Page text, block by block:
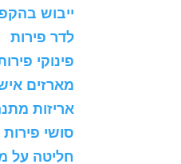
ייבוש
לדר פירות
פינוקי
מארזים
אריזות
סושי
חליטה על